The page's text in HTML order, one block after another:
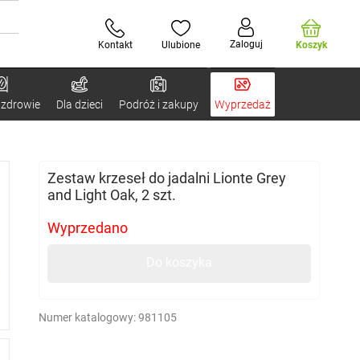
Kontakt Ulubione Zaloguj Koszyk
Dla dzieci Podróż i zakupy Wyprzedaż
Zestaw krzeseł do jadalni Lionte Grey
and Light Oak, 2 szt.
Wyprzedano
Numer katalogowy:981105